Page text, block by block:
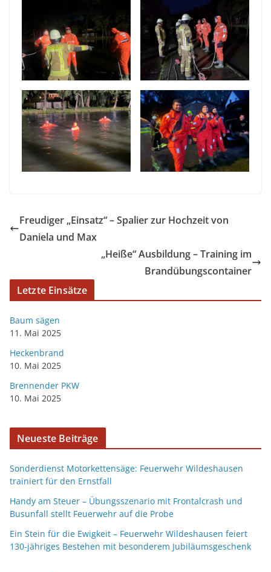
Freudiger „Einsatz“ – Spalier zur Hochzeit von
Daniela und Max
„Heiße“ Ausbildung – Training im
Brandübungscontainer
Letzte Einsätze
Baum sägen
11. Mai 2025
Heckenbrand
10. Mai 2025
Brennender PKW
10. Mai 2025
Neueste Beiträge
Sonderdienst Motorkettensäge: Feuerwehr Wildeshausen
trainiert für den Ernstfall
Handy am Steuer – Übungsszenario mit Frontalcrash und
Busunfall stellt Feuerwehr auf die Probe
Ein Stein für die Ewigkeit – Feuerwehr Wildeshausen feiert
130-jähriges Bestehen mit besonderem Jubiläumsgeschenk